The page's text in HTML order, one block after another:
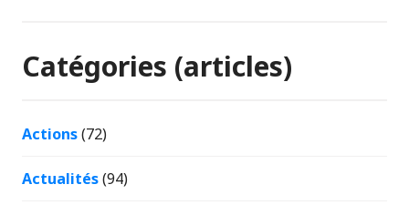
Catégories (articles)
Actions(72)
Actualités(94)